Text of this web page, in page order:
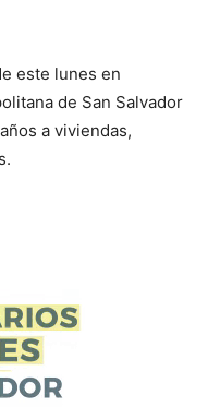
este lunes en
de San Salvador
a viviendas,